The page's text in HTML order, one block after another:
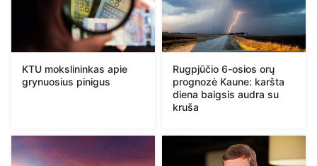
KTU mokslininkas apie
grynuosius pinigus
Rugpjūčio 6-osios orų
prognozė Kaune: karšta
diena baigsis audra su
kruša